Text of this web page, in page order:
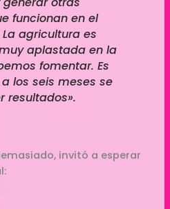
funcionan en el
agricultura es
aplastada en la
fomentar. Es
los seis meses se
resultados».
invitó a esperar